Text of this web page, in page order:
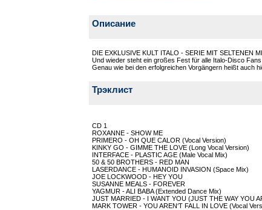
Описание
DIE EXKLUSIVE KULT ITALO - SERIE MIT SELTENEN
Und wieder steht ein großes Fest für alle Italo-Disco
Genau wie bei den erfolgreichen Vorgängern heißt auch
Трэклист
CD 1
ROXANNE - SHOW ME
PRIMERO - OH QUE CALOR (Vocal Version)
KINKY GO - GIMME THE LOVE (Long Vocal Version)
INTERFACE - PLASTIC AGE (Male Vocal Mix)
50 & 50 BROTHERS - RED MAN
LASERDANCE - HUMANOID INVASION (Space Mix)
JOE LOCKWOOD - HEY YOU
SUSANNE MEALS - FOREVER
YAGMUR - ALI BABA (Extended Dance Mix)
JUST MARRIED - I WANT YOU (JUST THE WAY YOU
MARK TOWER - YOU AREN‘T FALL IN LOVE (Vocal